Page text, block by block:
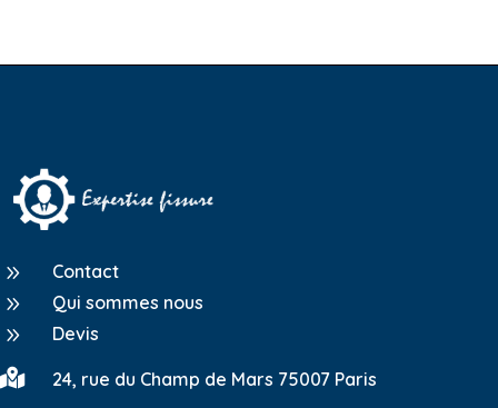
9 Contact
9 Qui sommes nous
9 Devis
 24, rue du Champ de Mars 75007 Paris